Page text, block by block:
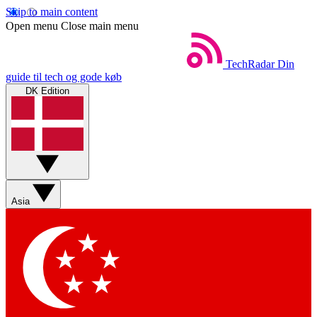
Skip to main content
Open menu Close main menu
TechRadar Din
guide til tech og gode køb
DK Edition
Asia